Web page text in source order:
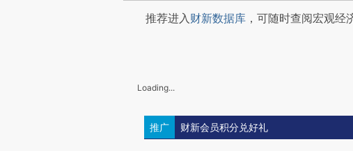
推荐进入财新数据库 ，可随时查阅宏观经
Loading...
推广 财新会员积分兑好礼